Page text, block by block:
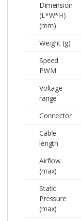
Dimension
(L*W*H)
(mm)
Weight (g)
Speed
PWM
Voltage
range
Connector
Cable
length
Airflow
(max)
Static
Pressure
(max)